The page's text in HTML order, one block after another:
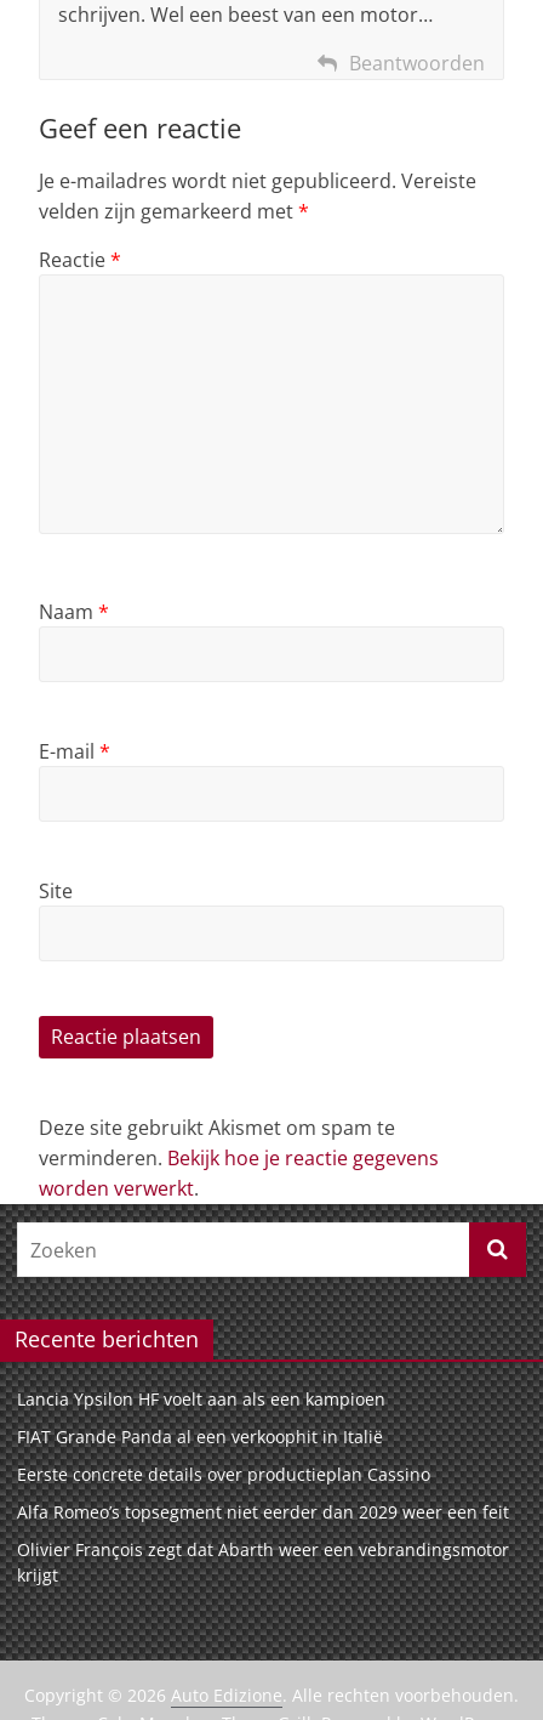
schrijven. Wel een beest van een motor…
Beantwoorden
Geef een reactie
Je e-mailadres wordt niet gepubliceerd. Vereiste
velden zijn gemarkeerd met*
Reactie*
Naam *
E-mail *
Site
Deze site gebruikt Akismet om spam te
verminderen. Bekijk hoe je reactie gegevens
worden verwerkt.
Recente berichten
Lancia Ypsilon HF voelt aan als een kampioen
FIAT Grande Panda al een verkoophit in Italië
Eerste concrete details over productieplan Cassino
Alfa Romeo’s topsegment niet eerder dan 2029 weer een feit
Olivier François zegt dat Abarth weer een vebrandingsmotor
krijgt
Copyright © 2026 Auto Edizione. Alle rechten voorbehouden.